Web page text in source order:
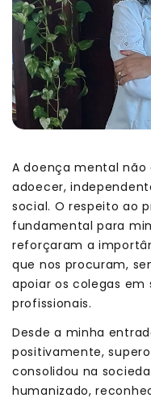
A doença mental não
adoecer,
social. O respeito ao
fundamental para
reforçaram a
que nos procuram,
apoiar os colegas em
profissionais.
Desde a minha
positivamente,
consolidou na
humanizado,